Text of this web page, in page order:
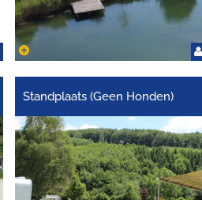
Standplaats (Geen Honden)